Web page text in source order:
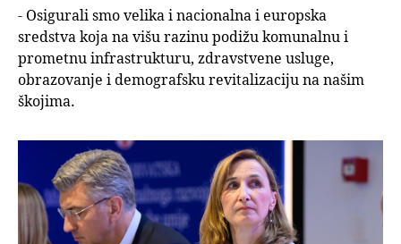
- Osigurali smo velika i nacionalna i europska
sredstva koja na višu razinu podižu komunalnu i
prometnu infrastrukturu, zdravstvene usluge,
obrazovanje i demografsku revitalizaciju na našim
škojima.